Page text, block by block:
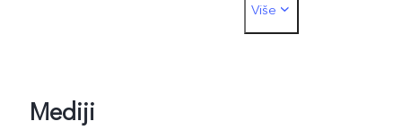
Time-lapse, Supermoon,
Više
Mediji